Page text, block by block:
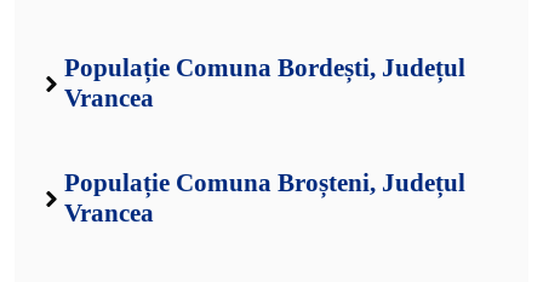
Populație Comuna Bordești, Județul
Vrancea
Populație Comuna Broșteni, Județul
Vrancea